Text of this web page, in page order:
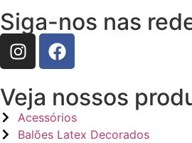
Siga-nos nas
Veja nossos
Acessórios
Balões Latex Decorados